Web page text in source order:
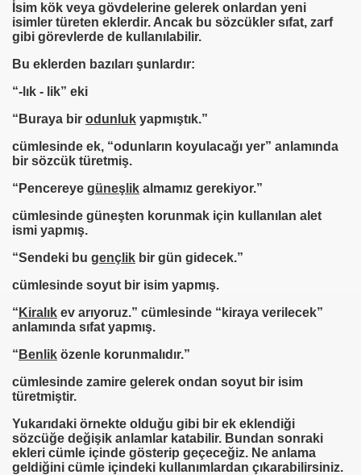
İsim kök veya gövdelerine gelerek onlardan yeni
isimler türeten eklerdir. Ancak bu sözcükler sıfat, zarf
gibi görevlerde de kullanılabilir.
Bu eklerden bazıları şunlardır:
“-lık - lik” eki
“Buraya bir odunluk yapmıştık.”
cümlesinde ek, “odunların koyulacağı yer” anlamında
bir sözcük türetmiş.
“Pencereye güneşlik almamız gerekiyor.”
cümlesinde güneşten korunmak için kullanılan alet
ismi yapmış.
“Sendeki bu gençlik bir gün gidecek.”
cümlesinde soyut bir isim yapmış.
“ Kiralık ev arıyoruz.” cümlesinde “kiraya verilecek”
anlamında sıfat yapmış.
“ Benlik özenle korunmalıdır.”
cümlesinde zamire gelerek ondan soyut bir isim
türetmiştir.
Yukarıdaki örnekte olduğu gibi bir ek eklendiği
sözcüğe değişik anlamlar katabilir. Bundan sonraki
ekleri cümle içinde gösterip geçeceğiz. Ne anlama
geldiğini cümle içindeki kullanımlardan çıkarabilirsiniz.